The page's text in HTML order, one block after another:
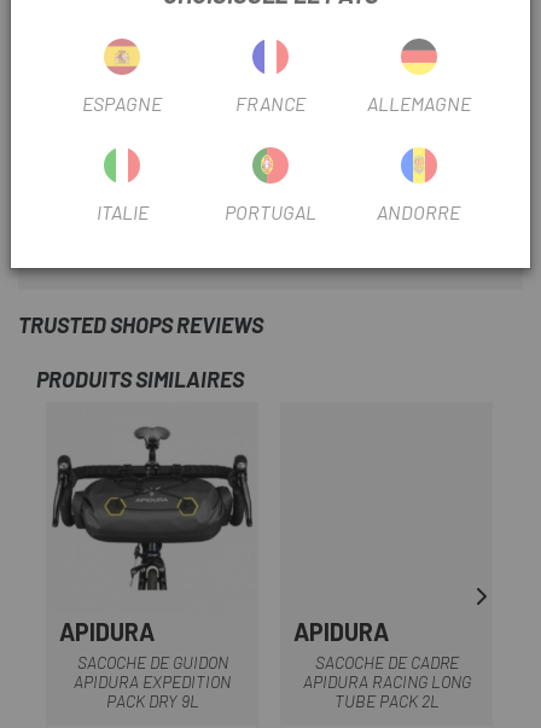
· Stratifié léger et imperméable, développé spécifiquement
pour Apidura.
. Positionnement de la sangle réglable respectueux du
TRUSTED SHOPS REVIEWS
PRODUITS SIMILAIRES
APIDURA
SACOCHE DE GUIDON
APIDURA EXPEDITION
PACK DRY 9L
APIDURA
SACOCHE DE CADRE
APIDURA RACING LONG
TUBE PACK 2L
ESPAGNE FRANCE ALLEMAGNE
ITALIE PORTUGAL ANDORRE